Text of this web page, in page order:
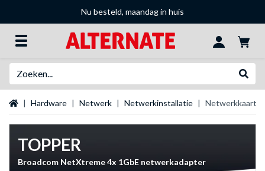
Nu besteld, maandag in huis
Startpagina
Hardware Netwerk Netwerkinstallatie
TOPPER
Broadcom NetXtreme 4x 1GbE netwerkadapter